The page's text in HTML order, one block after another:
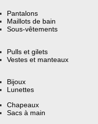
Pantalons
Maillots de bain
Sous-vêtements
Pulls et gilets
Vestes et manteaux
Bijoux
Lunettes
Chapeaux
Sacs à main